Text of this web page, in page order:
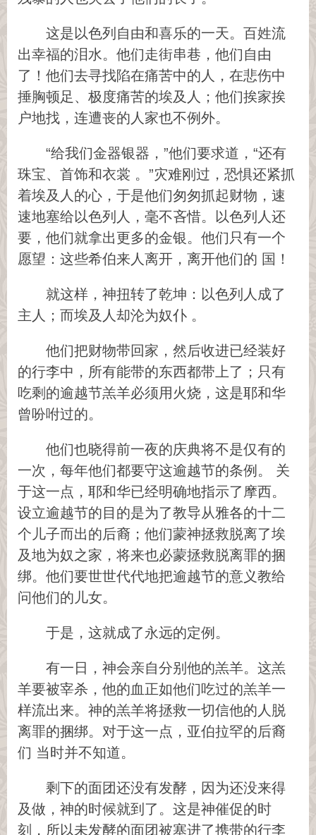
这是以色列自由和喜乐的一天。百姓流
出幸福的泪水。他们走街串巷，他们自由
了！他们去寻找陷在痛苦中的人，在悲伤中
捶胸顿足、极度痛苦的埃及人；他们挨家挨
户地找，连遭丧的人家也不例外。
“给我们金器银器，”他们要求道，“还有
珠宝、首饰和衣裳 。”灾难刚过，恐惧还紧抓
着埃及人的心，于是他们匆匆抓起财物，速
速地塞给以色列人，毫不吝惜。以色列人还
要，他们就拿出更多的金银。他们只有一个
愿望：这些希伯来人离开，离开他们的 国！
就这样，神扭转了乾坤：以色列人成了
主人；而埃及人却沦为奴仆 。
他们把财物带回家，然后收进已经装好
的行李中，所有能带的东西都带上了；只有
吃剩的逾越节羔羊必须用火烧，这是耶和华
曾吩咐过的。
他们也晓得前一夜的庆典将不是仅有的
一次，每年他们都要守这逾越节的条例。 关
于这一点，耶和华已经明确地指示了摩西。
设立逾越节的目的是为了教导从雅各的十二
个儿子而出的后裔；他们蒙神拯救脱离了埃
及地为奴之家，将来也必蒙拯救脱离罪的捆
绑。他们要世世代代地把逾越节的意义教给
问他们的儿女。
于是，这就成了永远的定例。
有一日，神会亲自分别他的羔羊。这羔
羊要被宰杀，他的血正如他们吃过的羔羊一
样流出来。神的羔羊将拯救一切信他的人脱
离罪的捆绑。对于这一点，亚伯拉罕的后裔
们 当时并不知道。
剩下的面团还没有发酵，因为还没来得
及做，神的时候就到了。这是神催促的时
刻，所以未发酵的面团被塞进了携带的行李